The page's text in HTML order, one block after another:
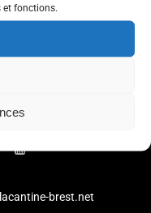
et fonctions.
de confidentialité
brest.net